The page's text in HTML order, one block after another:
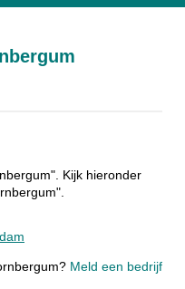
Kijk hieronder
Meld een bedrijf